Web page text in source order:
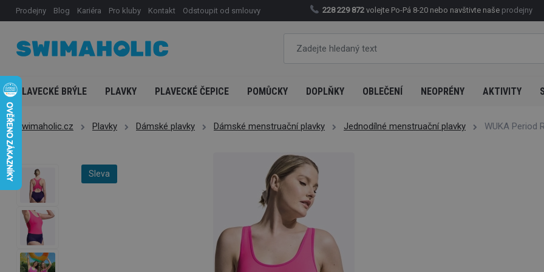
Prodejny Blog Kariéra Pro kluby Kontakt Odstoupit od smlouvy 228 229 872 volejte Po-Pá 8-20 nebo navštivte naše prodejny
PLAVECKÉ BRÝLE PLAVKY PLAVECKÉ ČEPICE POMŮCKY DOPLŇKY OBLEČENÍ NEOPRÉNY AKTIVITY
Swimaholic.cz Plavky Dámské plavky Dámské menstruační plavky Jednodílné menstruační plavky WUKA Period
Sleva